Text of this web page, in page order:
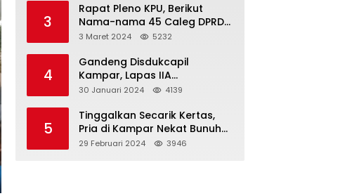
3
Rapat Pleno KPU, Berikut
Nama-nama 45 Caleg DPRD
3 Maret 2024 5232
4
Gandeng Disdukcapil
Kampar, Lapas IIA
Bangkinang Lakukan
WBP
30 Januari 2024 4139
5
Tinggalkan Secarik Kertas,
Pria di Kampar Nekat Bunuh
Diri
29 Februari 2024 3946